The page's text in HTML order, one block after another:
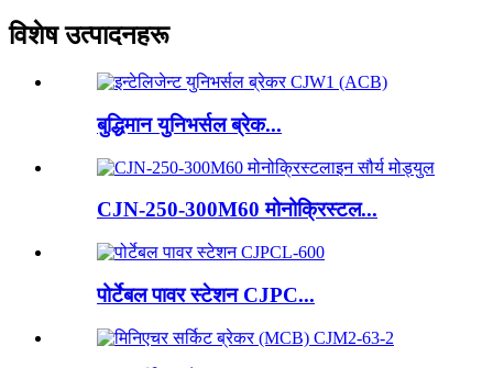
विशेष उत्पादनहरू
बुद्धिमान युनिभर्सल ब्रेक...
CJN-250-300M60 मोनोक्रिस्टल...
पोर्टेबल पावर स्टेशन CJPC...